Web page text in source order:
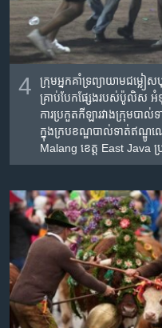
4
ក្រុម​អ្នកគាំទ្រ​ព្យាយាម​ជម្លៀ
គ្រាប់បែក​ផ្សែង​របស់​ប៉ូលិស​ អំ
ការ​ប្រកួត​កីឡា​រវាង​ក្រុមបា
ក្នុង​ក្របខណ្ឌ​បាល់ទាត់​ឥណ្ឌូ
Malang ខេត្ត East